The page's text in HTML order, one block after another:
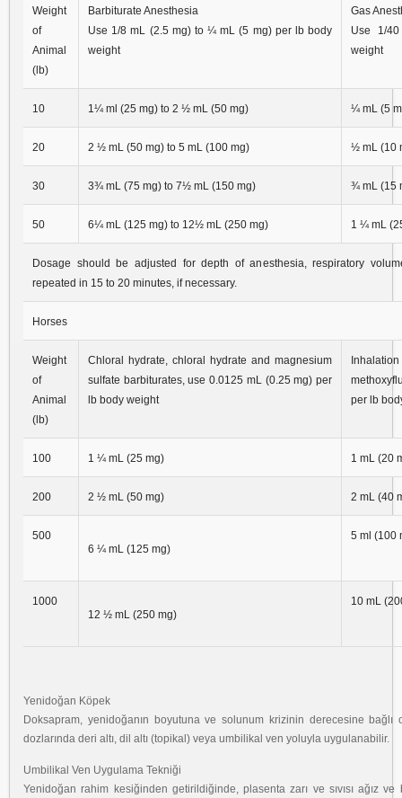
Weight
of
Animal
(lb)
Barbiturate Anesthesia
Use 1/8 mL (2.5 mg) to ¼ mL (5 mg) per lb body
weight
Gas
Use 1/
weight
10 1¼ ml (25 mg) to 2 ½ mL (50 mg) ¼ mL (5
20 2 ½ mL (50 mg) to 5 mL (100 mg) ½ mL (10
30 3¾ mL (75 mg) to 7½ mL (150 mg) ¾ mL (15
50 6¼ mL (125 mg) to 12½ mL (250 mg) 1 ¼ mL
Dosage should be adjusted for depth of anesthesia, respiratory
repeated in 15 to 20 minutes, if necessary.
Horses
Weight
of
Animal
(lb)
Chloral hydrate, chloral hydrate and magnesium
sulfate barbiturates, use 0.0125 mL (0.25 mg) per
lb body weight
per lb
100 1 ¼ mL (25 mg) 1 mL (20
200 2 ½ mL (50 mg) 2 mL (40
500
6 ¼ mL (125 mg)
5 ml (100
1000
12 ½ mL (250 mg)
10 mL
Yenidoğan Köpek
Doksapram, yenidoğanın boyutuna ve solunum krizinin derecesine
dozlarında deri altı, dil altı (topikal) veya umbilikal ven yoluyla uygulanabilir.
Umbilikal Ven Uygulama Tekniği
Yenidoğan rahim kesiğinden getirildiğinde, plasenta zarı ve sıvısı ağız ve